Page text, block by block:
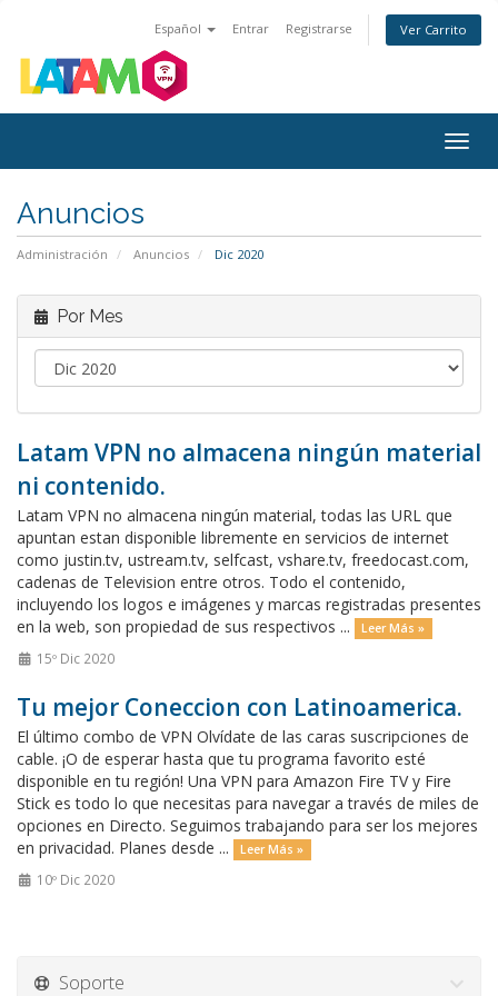
Español Entrar Registrarse Ver Carrito
Anuncios
Administración Anuncios Dic 2020
Por Mes
Latam VPN no almacena ningún material
ni contenido.
Latam VPN no almacena ningún material, todas las URL que
apuntan estan disponible libremente en servicios de internet
como justin.tv, ustream.tv, selfcast, vshare.tv, freedocast.com,
cadenas de Television entre otros. Todo el contenido,
incluyendo los logos e imágenes y marcas registradas presentes
en la web, son propiedad de sus respectivos ...
Leer Más »
15º Dic 2020
Tu mejor Coneccion con Latinoamerica.
El último combo de VPN Olvídate de las caras suscripciones de
cable. ¡O de esperar hasta que tu programa favorito esté
disponible en tu región! Una VPN para Amazon Fire TV y Fire
Stick es todo lo que necesitas para navegar a través de miles de
opciones en Directo. Seguimos trabajando para ser los mejores
en privacidad. Planes desde ...
Leer Más »
10º Dic 2020
Soporte